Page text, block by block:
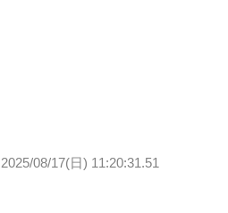
2025/08/17(日) 11:20:31.51